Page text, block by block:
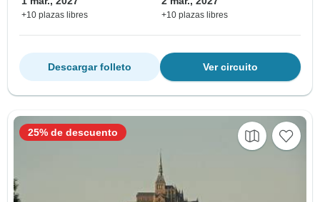
+10 plazas libres +10 plazas libres
Ver circuito
Descargar folleto
25% de descuento